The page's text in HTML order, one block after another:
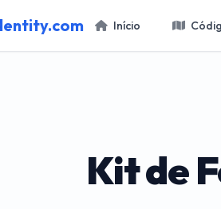
Início
Kit de